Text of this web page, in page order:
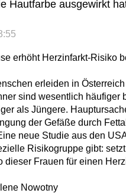
Hautfarbe ausgewirkt
erhöht Herzinfarkt-Risiko
erleiden in
sind wesentlich häufiger
als Jüngere.
der Gefäße durch
neue Studie aus den
Risikogruppe gibt:
dieser Frauen für einen
Nowotny